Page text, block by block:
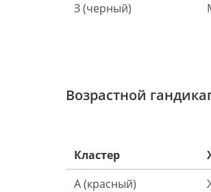
З (черный)
Возрастной
Кластер
А (красный)